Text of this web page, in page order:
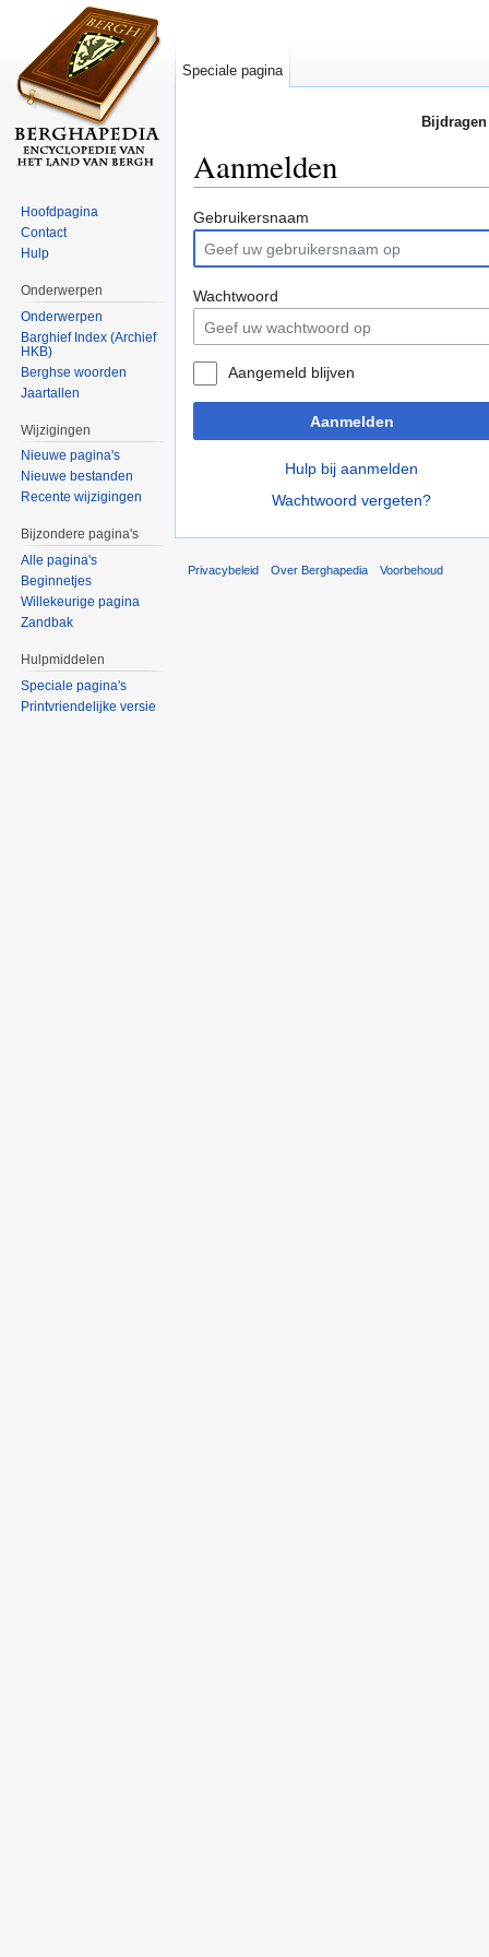
Aanmelden
Gebruikersnaam
Wachtwoord
Aangemeld blijven
Aanmelden
Hulp bij aanmelden
Wachtwoord vergeten?
Speciale pagina
Hoofdpagina
Contact
Hulp
Onderwerpen
Onderwerpen
Barghief Index (Archief
HKB)
Berghse woorden
Jaartallen
Wijzigingen
Nieuwe pagina's
Nieuwe bestanden
Recente wijzigingen
Bijzondere pagina's
Alle pagina's
Beginnetjes
Willekeurige pagina
Zandbak
Hulpmiddelen
Speciale pagina's
Printvriendelijke versie
Privacybeleid Over Berghapedia Voorbehoud